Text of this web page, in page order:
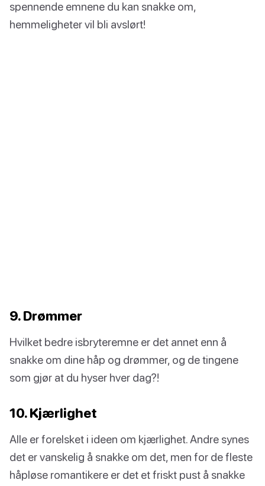
spennende emnene du kan snakke om,
hemmeligheter vil bli avslørt!
9. Drømmer
Hvilket bedre isbryteremne er det annet enn å
snakke om dine håp og drømmer, og de tingene
som gjør at du hyser hver dag?!
10. Kjærlighet
Alle er forelsket i ideen om kjærlighet. Andre synes
det er vanskelig å snakke om det, men for de fleste
håpløse romantikere er det et friskt pust å snakke